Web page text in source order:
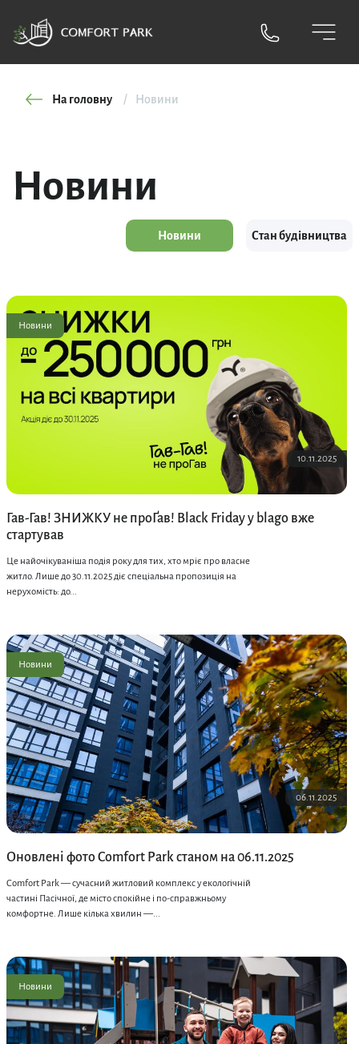
На головну Новини
Новини
Новини Стан будівництва
10.11.2025
Новини
Гав-Гав! ЗНИЖКУ не проҐав! Black Friday у blago вже
стартував
Це найочікуваніша подія року для тих, хто мріє про власне
житло. Лише до 30.11.2025 діє спеціальна пропозиція на
нерухомість: до...
06.11.2025
Новини
Оновлені фото Comfort Park станом на 06.11.2025
Comfort Park — сучасний житловий комплекс у екологічній
частині Пасічної, де місто спокійне і по-справжньому
комфортне. Лише кілька хвилин —...
Новини